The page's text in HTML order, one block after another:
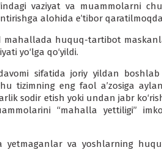
vaziyat va muammolarni
alohida e’tibor
mahallada huquq-tartibot
yo‘lga qo‘yildi.
sifatida joriy yildan
tizimning eng faol a’zosiga
sodir etish yoki undan jabr
“mahalla yettiligi”
yetmaganlar va yoshlarning